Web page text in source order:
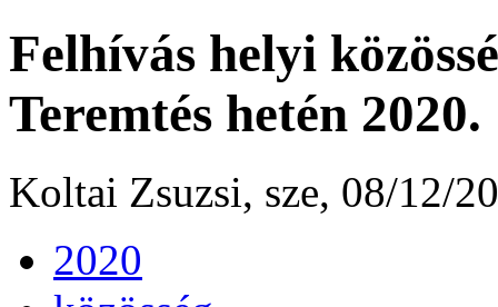
Felhívás helyi
Teremtés hetén 2020.
Koltai Zsuzsi, sze, 08/12/
2020